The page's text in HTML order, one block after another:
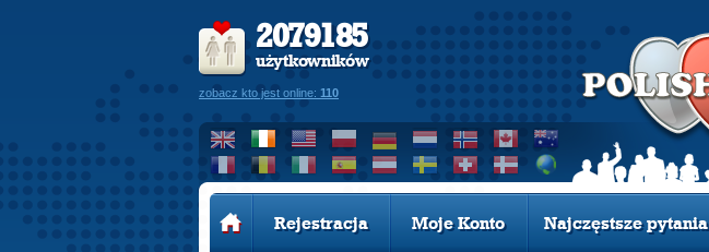
2079185
użytkowników
zobacz kto jest online: 110
Rejestracja Moje Konto Najczęstsze pytania